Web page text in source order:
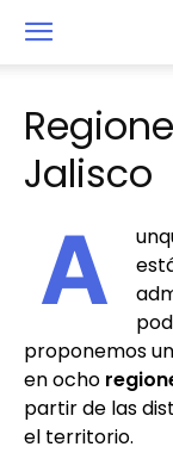
Jalisco
A
proponemos
en ocho
partir de las
el territorio.